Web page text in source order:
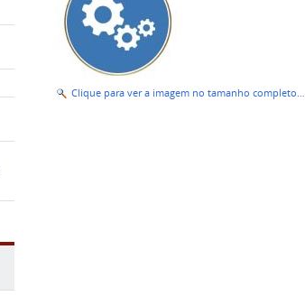
Clique para ver a imagem no tamanho completo…